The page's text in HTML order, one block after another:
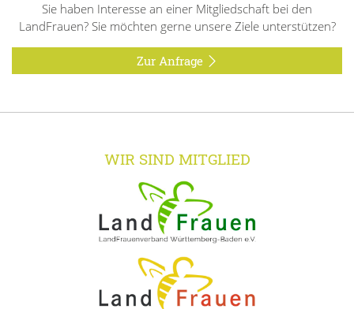
Sie haben Interesse an einer Mitgliedschaft bei den
LandFrauen? Sie möchten gerne unsere Ziele unterstützen?
Zur Anfrage
WIR SIND MITGLIED